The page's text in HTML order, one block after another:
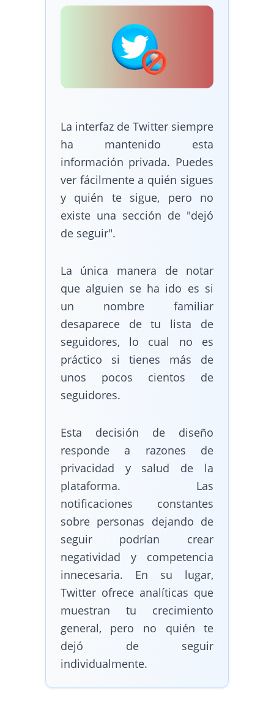
La interfaz de Twitter siempre
ha mantenido esta
información privada. Puedes
ver fácilmente a quién sigues
y quién te sigue, pero no
existe una sección de "dejó
de seguir".
La única manera de notar
que alguien se ha ido es si
un nombre familiar
desaparece de tu lista de
seguidores, lo cual no es
práctico si tienes más de
unos pocos cientos de
seguidores.
Esta decisión de diseño
responde a razones de
privacidad y salud de la
plataforma. Las
notificaciones constantes
sobre personas dejando de
seguir podrían crear
negatividad y competencia
innecesaria. En su lugar,
Twitter ofrece analíticas que
muestran tu crecimiento
general, pero no quién te
dejó de seguir
individualmente.